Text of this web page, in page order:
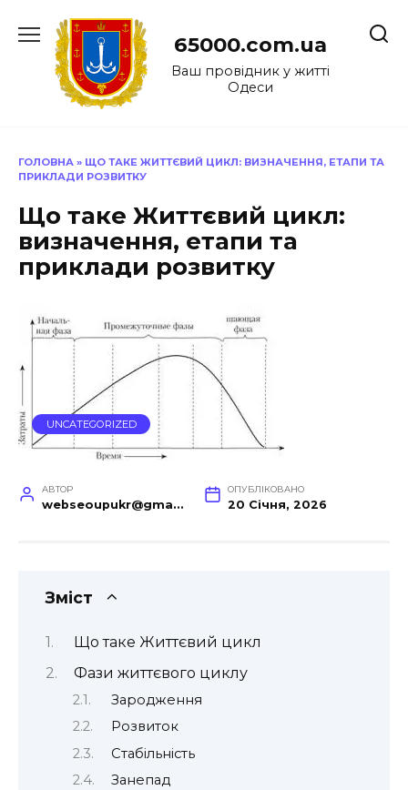
до
65000.com.ua
Ваш провідник у житті
Одеси
ГОЛОВНА » ЩО ТАКЕ ЖИТТЄВИЙ ЦИКЛ: ВИЗНАЧЕННЯ, ЕТАПИ ТА
ПРИКЛАДИ РОЗВИТКУ
Що таке Життєвий цикл:
визначення, етапи та
приклади розвитку
UNCATEGORIZED
АВТОР
webseoupukr@gmail.com
ОПУБЛІКОВАНО
20 Січня, 2026
Зміст
Що таке Життєвий цикл
Фази життєвого циклу
Зародження
Розвиток
Стабільність
Занепад